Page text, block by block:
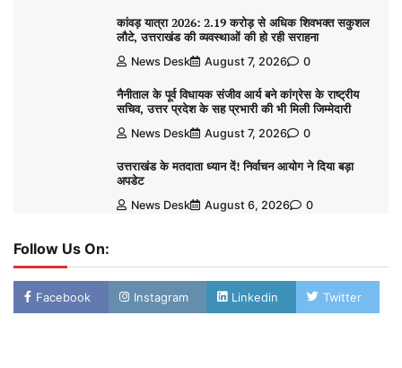
कांवड़ यात्रा 2026: 2.19 करोड़ से अधिक शिवभक्त सकुशल
लौटे, उत्तराखंड की व्यवस्थाओं की हो रही सराहना
News Desk August 7, 2026 0
नैनीताल के पूर्व विधायक संजीव आर्य बने कांग्रेस के राष्ट्रीय
सचिव, उत्तर प्रदेश के सह प्रभारी की भी मिली जिम्मेदारी
News Desk August 7, 2026 0
उत्तराखंड के मतदाता ध्यान दें! निर्वाचन आयोग ने दिया बड़ा
अपडेट
News Desk August 6, 2026 0
Follow Us On:
Facebook Instagram Linkedin Twitter